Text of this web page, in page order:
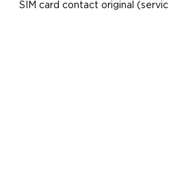
SIM card contact original